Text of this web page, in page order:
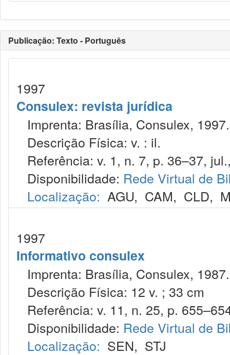
Publicação: Texto - Português
1997
Consulex: revista jurídica
Imprenta: Brasília, Consulex, 1997.
Descrição Física: v. : il.
Referência: v. 1, n. 7, p. 36–37,
Disponibilidade: Rede Virtual de
Localização: AGU, CAM, CLD,
1997
Informativo consulex
Imprenta: Brasília, Consulex, 1987.
Descrição Física: 12 v. ; 33 cm
Referência: v. 11, n. 25, p.
Disponibilidade: Rede Virtual de
Localização: SEN, STJ